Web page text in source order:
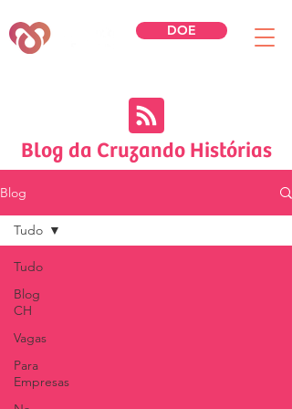
DOE
Blog da Cruzando Histórias
Blog
Tudo
Blog
CH
Vagas
Para
Empresas
Tudo